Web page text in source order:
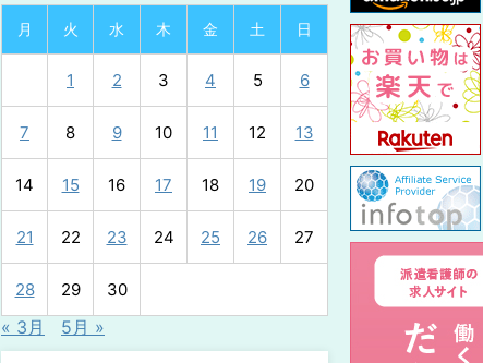
月 火 水 木 金 土 日
1 2 3 4 5 6
7 8 9 10 11 12 13
14 15 16 17 18 19 20
21 22 23 24 25 26 27
28 29 30
« 3月 5月 »